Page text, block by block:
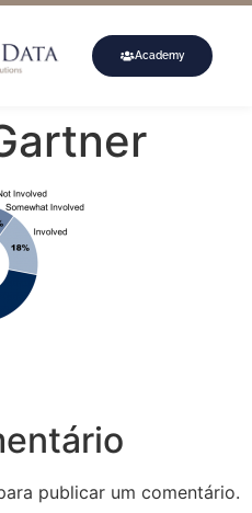
Academy
publicar um comentário.